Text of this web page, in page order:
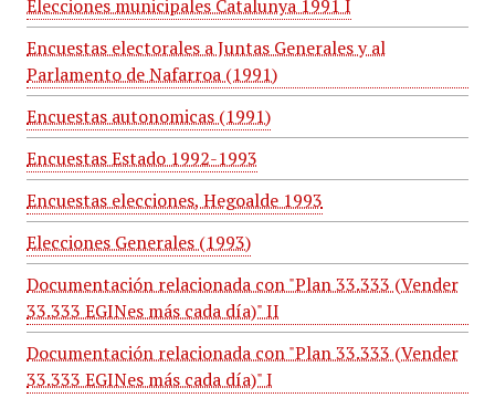
Elecciones municipales Catalunya 1991 I
Encuestas electorales a Juntas Generales y al
Parlamento de Nafarroa (1991)
Encuestas autonomicas (1991)
Encuestas Estado 1992-1993
Encuestas elecciones, Hegoalde 1993
Elecciones Generales (1993)
Documentación relacionada con "Plan 33.333 (Vender
33.333 EGINes más cada día)" II
Documentación relacionada con "Plan 33.333 (Vender
33.333 EGINes más cada día)" I